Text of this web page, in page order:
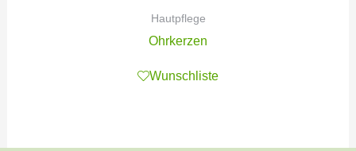
Hautpflege
Ohrkerzen
Wunschliste